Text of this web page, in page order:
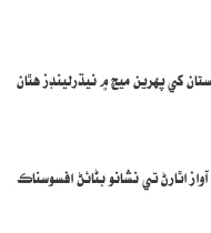
کي پهرين ميچ ۾ نيڌرلينڊز هٿان
اٿارڻ تي نشانو بڻائڻ افسوسناڪ